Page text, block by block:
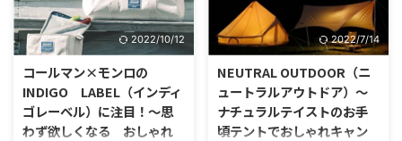
2022/10/12
コールマン×モンロの
INDIGO LABEL（インディ
ゴレーベル）に注目！～思
わず欲しくなる おしゃれ
2022/7/14
NEUTRAL OUTDOOR（ニ
ュートラルアウトドア）～
ナチュラルテイストのお手
頃テントでおしゃれキャン